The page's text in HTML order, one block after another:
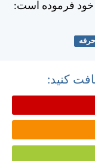
خود فرموده است:
حرفه
کنید: